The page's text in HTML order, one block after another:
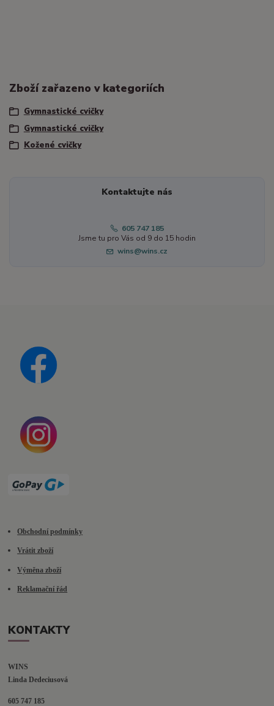
Zboží zařazeno v kategoriích
Gymnastické cvičky
Gymnastické cvičky
Kožené cvičky
Kontaktujte nás
605 747 185
Jsme tu pro Vás od 9 do 15 hodin
wins@wins.cz
Obchodní podmínky
Vrátit zboží
Výměna zboží
Reklamační řád
KONTAKTY
WINS
Linda Dedeciusová
605 747 185